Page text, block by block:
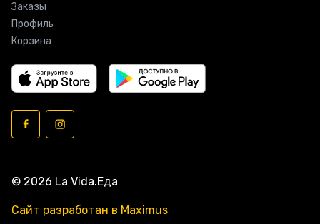
Заказы
Профиль
Корзина
© 2026 La Vida.Еда
Сайт разработан в Maximus